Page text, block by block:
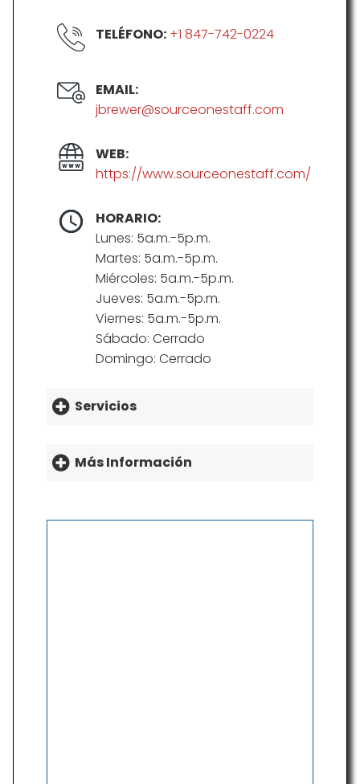
TELÉFONO: +1 847-742-0224
EMAIL:
jbrewer@sourceonestaff.com
WEB:
https://www.sourceonestaff.com/
HORARIO:
Lunes: 5a.m.-5p.m.
Martes: 5a.m.-5p.m.
Miércoles: 5a.m.-5p.m.
Jueves: 5a.m.-5p.m.
Viernes: 5a.m.-5p.m.
Sábado: Cerrado
Domingo: Cerrado
Servicios
Más Información